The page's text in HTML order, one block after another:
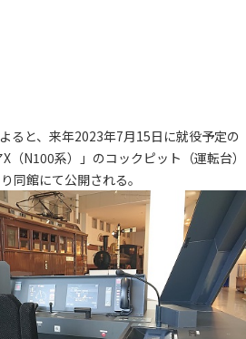
と、来年2023年7月15日に就役予定の
（N100系）」のコックピット（運転台）
同館にて公開される。